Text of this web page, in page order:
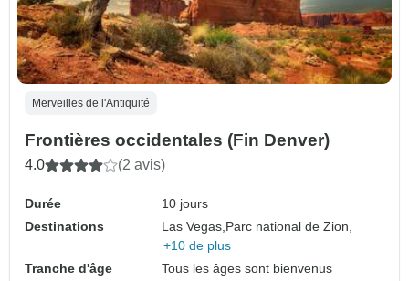
Merveilles de l'Antiquité
Frontières occidentales (Fin Denver)
4.0 (2 avis)
Durée
10 jours
Destinations
Las Vegas, Parc national de Zion,
+10 de plus
Tranche d'âge
Tous les âges sont bienvenus